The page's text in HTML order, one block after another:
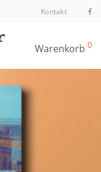
Kontakt
Warenkorb 0